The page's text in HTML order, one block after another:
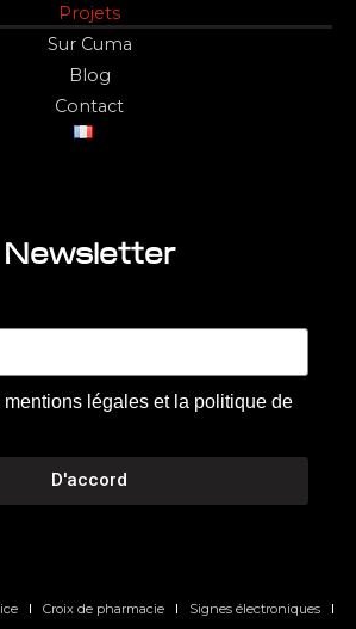
Projets
Sur Cuma
Blog
Contact
Newsletter
légales et la politique de
D'accord
Croix de pharmacie
Signes électroniques